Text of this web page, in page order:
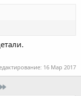
16 Мар 2017